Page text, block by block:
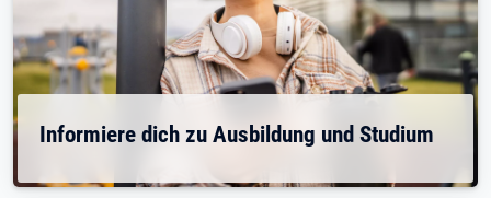
Informiere dich zu Ausbildung und Studium